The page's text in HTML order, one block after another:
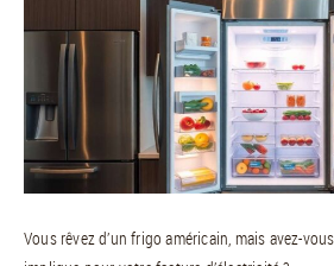
Vous rêvez d’un frigo américain, mais avez-